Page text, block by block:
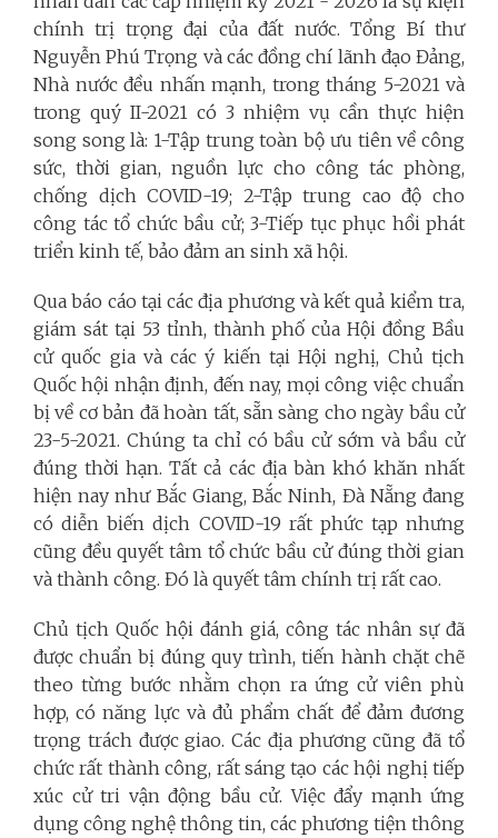
chính trị trọng đại của đất nước. Tổng Bí thư
Nguyễn Phú Trọng và các đồng chí lãnh đạo Đảng,
Nhà nước đều nhấn mạnh, trong tháng 5-2021 và
trong quý II-2021 có 3 nhiệm vụ cần thực hiện
song song là: 1-Tập trung toàn bộ ưu tiên về công
sức, thời gian, nguồn lực cho công tác phòng,
chống dịch COVID-19; 2-Tập trung cao độ cho
công tác tổ chức bầu cử; 3-Tiếp tục phục hồi phát
triển kinh tế, bảo đảm an sinh xã hội.
Qua báo cáo tại các địa phương và kết quả kiểm tra,
giám sát tại 53 tỉnh, thành phố của Hội đồng Bầu
cử quốc gia và các ý kiến tại Hội nghị, Chủ tịch
Quốc hội nhận định, đến nay, mọi công việc chuẩn
bị về cơ bản đã hoàn tất, sẵn sàng cho ngày bầu cử
23-5-2021. Chúng ta chỉ có bầu cử sớm và bầu cử
đúng thời hạn. Tất cả các địa bàn khó khăn nhất
hiện nay như Bắc Giang, Bắc Ninh, Đà Nẵng đang
có diễn biến dịch COVID-19 rất phức tạp nhưng
cũng đều quyết tâm tổ chức bầu cử đúng thời gian
và thành công. Đó là quyết tâm chính trị rất cao.
Chủ tịch Quốc hội đánh giá, công tác nhân sự đã
được chuẩn bị đúng quy trình, tiến hành chặt chẽ
theo từng bước nhằm chọn ra ứng cử viên phù
hợp, có năng lực và đủ phẩm chất để đảm đương
trọng trách được giao. Các địa phương cũng đã tổ
chức rất thành công, rất sáng tạo các hội nghị tiếp
xúc cử tri vận động bầu cử. Việc đẩy mạnh ứng
dụng công nghệ thông tin, các phương tiện thông